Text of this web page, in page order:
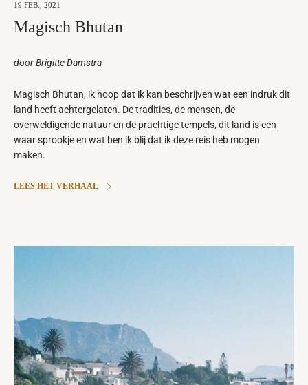
19 FEB., 2021
Magisch Bhutan
door Brigitte Damstra
Magisch Bhutan, ik hoop dat ik kan beschrijven wat een indruk dit
land heeft achtergelaten. De tradities, de mensen, de
overweldigende natuur en de prachtige tempels, dit land is een
waar sprookje en wat ben ik blij dat ik deze reis heb mogen
maken.
LEES HET VERHAAL